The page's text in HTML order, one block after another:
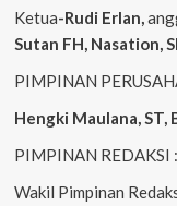
Ketua-Rudi Erlan,
Sutan FH, Nasation,
PIMPINAN
Hengki Maulana, ST,
PIMPINAN REDAKSI :
Wakil Pimpinan